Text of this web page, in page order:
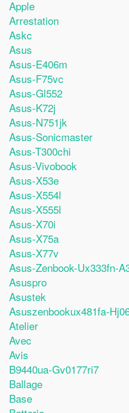
Apple
Arrestation
Askc
Asus
Asus-E406m
Asus-F75vc
Asus-Gl552
Asus-K72j
Asus-N751jk
Asus-Sonicmaster
Asus-T300chi
Asus-Vivobook
Asus-X53e
Asus-X554l
Asus-X555l
Asus-X70i
Asus-X75a
Asus-X77v
Asus-Zenbook-Ux333fn-
Asuspro
Asustek
Asuszenbookux481fa-
Atelier
Avec
Avis
B9440ua-Gv0177ri7
Ballage
Base